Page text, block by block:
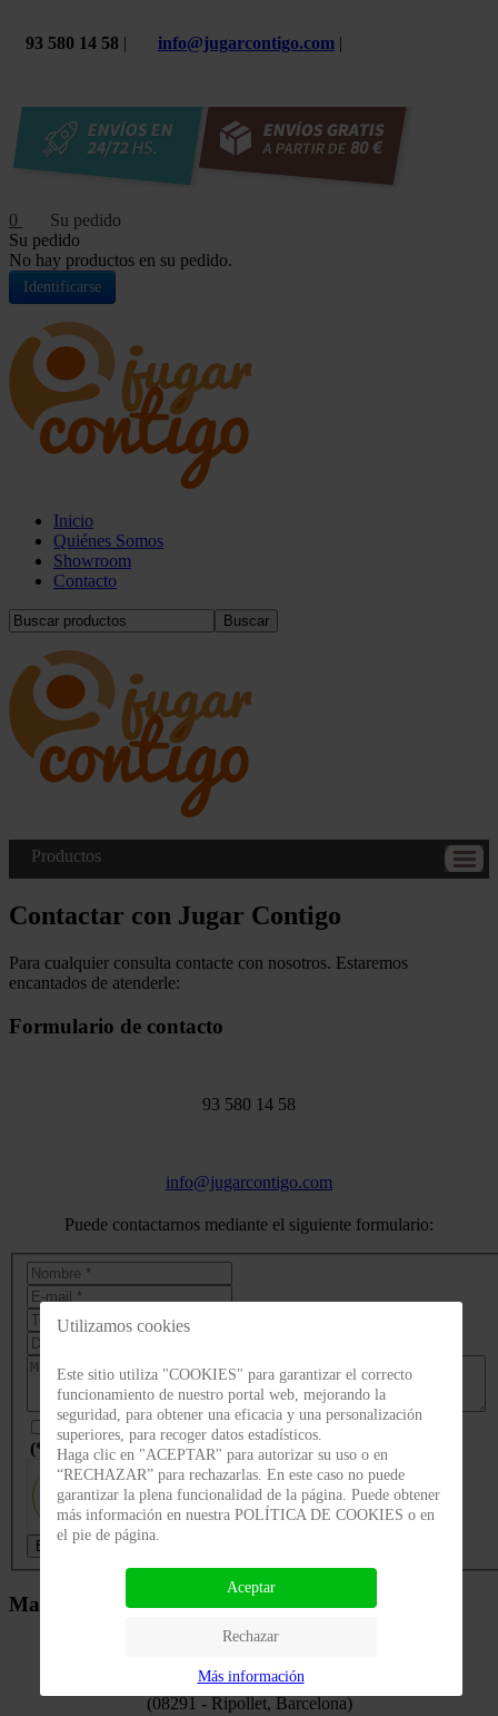
93 580 14 58 | info@jugarcontigo.com |
0
Su pedido
No hay productos en su pedido.
Identificarse
Inicio
Quiénes Somos
Showroom
Contacto
Buscar
Productos
Contactar con Jugar Contigo
Para cualquier consulta contacte con nosotros. Estaremos
encantados de atenderle:
Formulario de contacto
93 580 14 58
info@jugarcontigo.com
Puede contactarnos mediante el siguiente formulario:
Acepto lascondiciones de privacidad
(*)
No soy un robot
Enviar
Mapa de Localización
C/ Del Sol, 13
(08291 - Ripollet, Barcelona)
Utilizamos cookies
Este sitio utiliza "COOKIES" para garantizar el correcto
funcionamiento de nuestro portal web, mejorando la
seguridad, para obtener una eficacia y una personalización
superiores, para recoger datos estadísticos.
Haga clic en "ACEPTAR" para autorizar su uso o en
“RECHAZAR” para rechazarlas. En este caso no puede
garantizar la plena funcionalidad de la página. Puede obtener
más información en nuestra POLÍTICA DE COOKIES o en
el pie de página.
Aceptar
Rechazar
Más información